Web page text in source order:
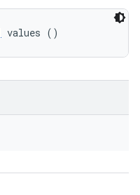
values ()